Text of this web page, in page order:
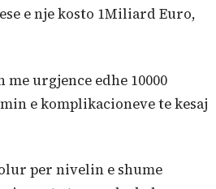
e nje kosto 1Miliard Euro,
urgjence edhe 10000
e komplikacioneve te kesaj
per nivelin e shume